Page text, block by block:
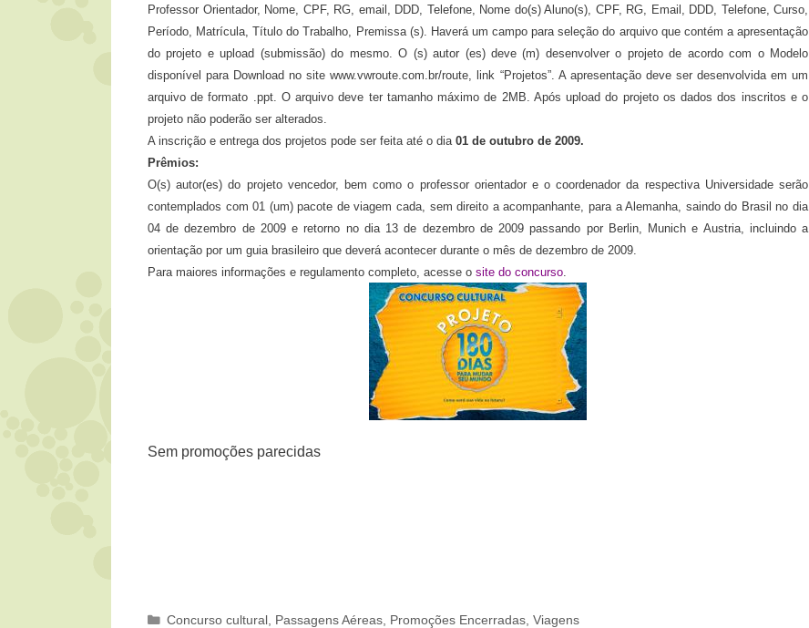
Professor Orientador, Nome, CPF, RG, email, DDD, Telefone, Nome do(s) Aluno(s), CPF, RG, Email, DDD, Telefone, Curso,
Período, Matrícula, Título do Trabalho, Premissa (s). Haverá um campo para seleção do arquivo que contém a apresentação
do projeto e upload (submissão) do mesmo. O (s) autor (es) deve (m) desenvolver o projeto de acordo com o Modelo
disponível para Download no site www.vwroute.com.br/route, link “Projetos”. A apresentação deve ser desenvolvida em um
arquivo de formato .ppt. O arquivo deve ter tamanho máximo de 2MB. Após upload do projeto os dados dos inscritos e o
projeto não poderão ser alterados.
A inscrição e entrega dos projetos pode ser feita até o dia 01 de outubro de 2009.
Prêmios:
O(s) autor(es) do projeto vencedor, bem como o professor orientador e o coordenador da respectiva Universidade serão
contemplados com 01 (um) pacote de viagem cada, sem direito a acompanhante, para a Alemanha, saindo do Brasil no dia
04 de dezembro de 2009 e retorno no dia 13 de dezembro de 2009 passando por Berlin, Munich e Austria, incluindo a
orientação por um guia brasileiro que deverá acontecer durante o mês de dezembro de 2009.
Para maiores informações e regulamento completo, acesse o site do concurso.
Sem promoções parecidas
Categorias
Concurso cultural Passagens Aéreas Promoções Encerradas ,Viagens